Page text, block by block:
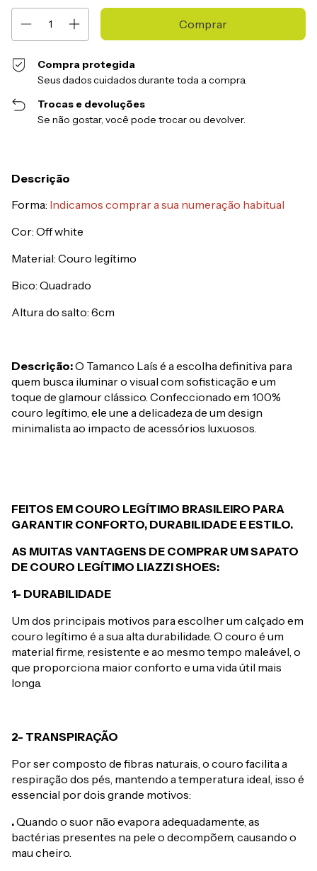
Compra protegida
Seus dados cuidados durante toda a compra.
Trocas e devoluções
Se não gostar, você pode trocar ou devolver.
Descrição
Forma: Indicamos comprar a sua numeração habitual
Cor: Off white
Material: Couro legítimo
Bico: Quadrado
Altura do salto: 6cm
Descrição:O Tamanco Laís é a escolha definitiva para
quem busca iluminar o visual com sofisticação e um
toque de glamour clássico. Confeccionado em 100%
couro legítimo, ele une a delicadeza de um design
minimalista ao impacto de acessórios luxuosos.
FEITOS EM COURO LEGÍTIMO BRASILEIRO PARA
GARANTIR CONFORTO, DURABILIDADE E ESTILO.
AS MUITAS VANTAGENS DE COMPRAR UM SAPATO
DE COURO LEGÍTIMO LIAZZI SHOES:
1- DURABILIDADE
Um dos principais motivos para escolher um calçado em
couro legítimo é a sua alta durabilidade. O couro é um
material firme, resistente e ao mesmo tempo maleável, o
que proporciona maior conforto e uma vida útil mais
longa.
2- TRANSPIRAÇÃO
Por ser composto de fibras naturais, o couro facilita a
respiração dos pés, mantendo a temperatura ideal, isso é
essencial por dois grande motivos:
.Quando o suor não evapora adequadamente, as
bactérias presentes na pele o decompõem, causando o
mau cheiro.